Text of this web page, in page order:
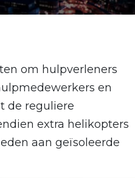
om hulpverleners
en
de reguliere
extra helikopters
aan geïsoleerde